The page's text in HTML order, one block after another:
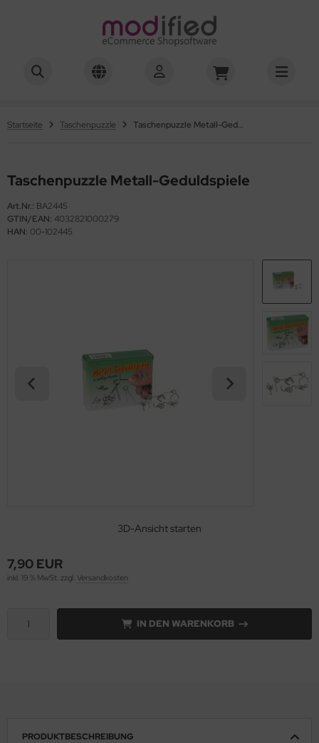
Startseite Taschenpuzzle Taschenpuzzle Metall-Geduldspiele
Taschenpuzzle Metall-Geduldspiele
Art.Nr.: BA2445
GTIN/EAN: 4032821000279
HAN: 00-102445
3D-Ansicht starten
7,90 EUR
inkl. 19 % MwSt. zzgl. Versandkosten
IN DEN WARENKORB
PRODUKTBESCHREIBUNG
06
07